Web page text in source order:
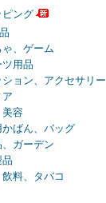
ピング
ゃ、ゲーム
ツ用品
ション、アクセサリー
ア
美容
ばん、バッグ
、ガーデン
品
料、タバコ